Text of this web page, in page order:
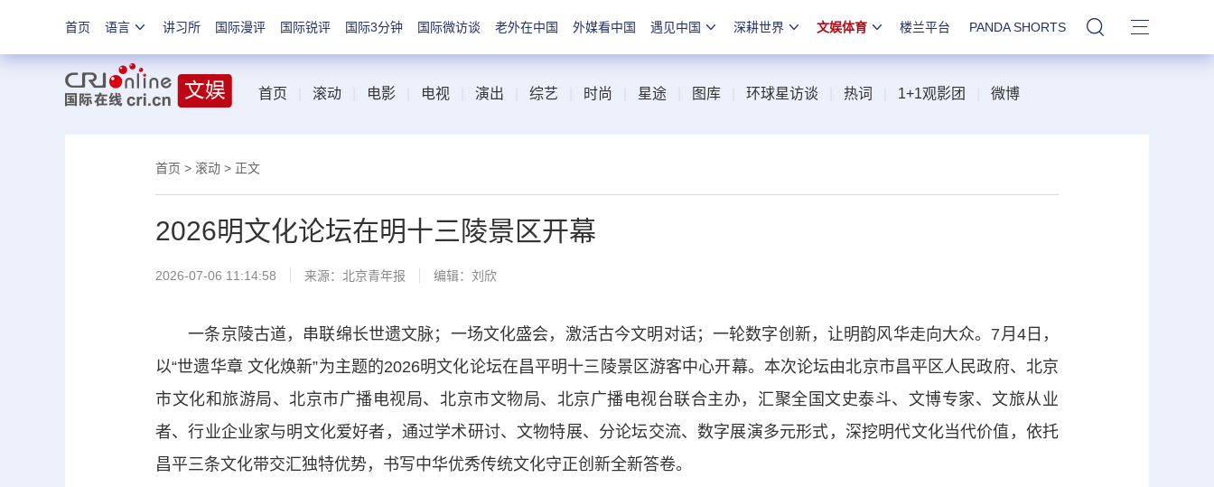
首页 语言 讲习所 国际漫评 国际锐评 国际3分钟 国际微访谈 老外在中国 外媒看中国 遇见中国 深耕世界 文娱体育 楼兰平台 PANDA SHORTS 站内搜索
首页 滚动 电影 电视 演出 综艺 时尚 星途 图库 环球星访谈 热词 1+1观影团 微博
首页 > 滚动 > 正文
2026明文化论坛在明十三陵景区开幕
2026-07-06 11:14:58 来源： 北京青年报 编辑：刘欣
一条京陵古道，串联绵长世遗文脉；一场文化盛会，激活古今文明对话；一轮数字创新，让明韵风华走向大众。7月4日，
以“世遗华章 文化焕新”为主题的2026明文化论坛在昌平明十三陵景区游客中心开幕。本次论坛由北京市昌平区人民政府、北京
市文化和旅游局、北京市广播电视局、北京市文物局、北京广播电视台联合主办，汇聚全国文史泰斗、文博专家、文旅从业
者、行业企业家与明文化爱好者，通过学术研讨、文物特展、分论坛交流、数字展演多元形式，深挖明代文化当代价值，依托
昌平三条文化带交汇独特优势，书写中华优秀传统文化守正创新全新答卷。